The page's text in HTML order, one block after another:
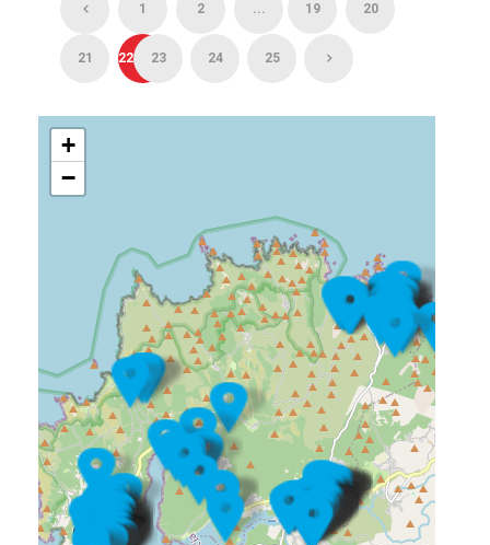
1 2 ... 19 20
21 22 23 24 25
+
−